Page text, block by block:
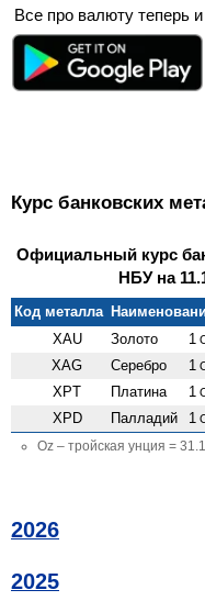
Все про валюту теперь
Курс банковских
Официальный курс
НБУ на
Код металла
XAU
Золото 1
XAG Серебро 1
XPT Платина 1
XPD Палладий 1
Oz – тройская унция =
2026
2025